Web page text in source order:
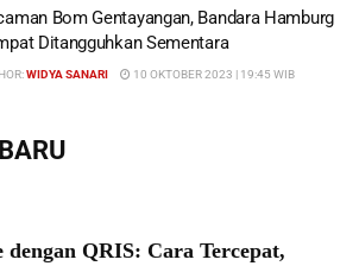
Bom Gentayangan, Bandara Hamburg
Ditangguhkan Sementara
WIDYA SANARI 10 OKTOBER 2023 | 19:45 WIB
dengan QRIS: Cara Tercepat,